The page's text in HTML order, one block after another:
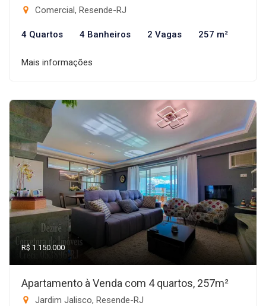
Comercial, Resende-RJ
4 Quartos 4 Banheiros 2 Vagas 257 m²
Mais informações
R$ 1.150.000
Apartamento à Venda com 4 quartos, 257m²
Jardim Jalisco, Resende-RJ